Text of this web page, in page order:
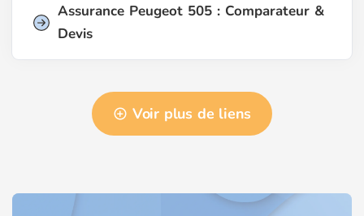
Assurance Peugeot 505 : Comparateur &
Devis
Voir plus de liens